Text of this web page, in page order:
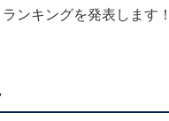
ンキングを発表します！